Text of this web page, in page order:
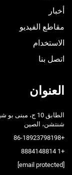
أخبار
مقاطع الفيديو
الاستخدام
اتصل بنا
العنوان
شنتشن، الصين
+86-18923798198
+1 8884148814